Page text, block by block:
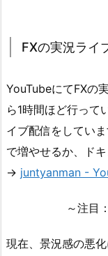
FXの実況ライ
YouTubeにてFXの
ら1時間ほど行って
イブ配信をしてい
で増やせるか、ド
→ juntyanman -
～注目
現在、景況感の悪